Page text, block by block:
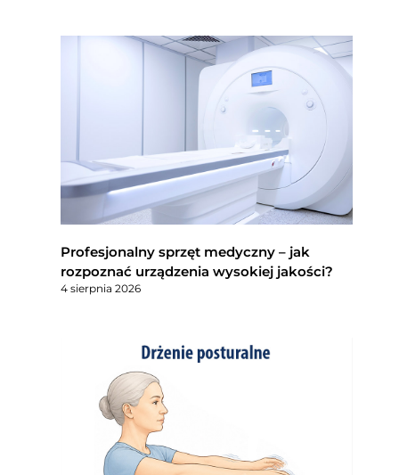
Profesjonalny sprzęt medyczny – jak
rozpoznać urządzenia wysokiej jakości?
4 sierpnia 2026